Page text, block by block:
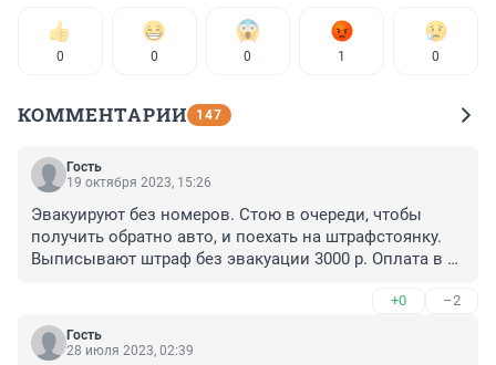
0 0 0 1 0
КОММЕНТАРИИ 147
Гость
19 октября 2023, 15:26
Эвакуируют без номеров. Стою в очереди, чтобы
получить обратно авто, и поехать на штрафстоянку.
Выписывают штраф без эвакуации 3000 р. Оплата в
+0 –2
Гость
28 июля 2023, 02:39